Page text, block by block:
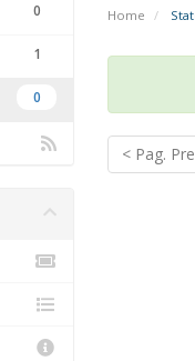
Home
0
1
0
< Pag.